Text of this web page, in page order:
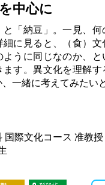
中心に
と「納豆」。一見、
細に見ると、（食）文
ように同じなのか、
ます。異文化を理解す
一緒に考えてみたい
国際文化コース 准教授